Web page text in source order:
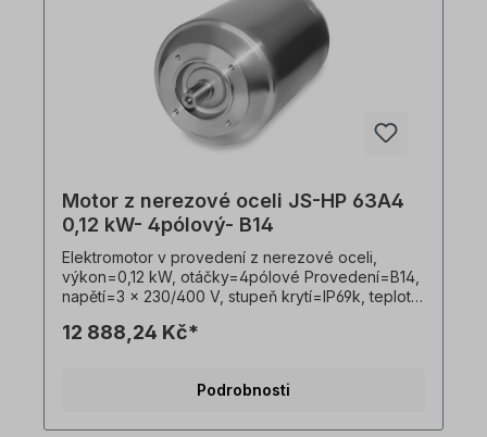
Motor z nerezové oceli JS-HP 63A4
0,12 kW- 4pólový- B14
Elektromotor v provedení z nerezové oceli,
výkon=0,12 kW, otáčky=4pólové Provedení=B14,
napětí=3 x 230/400 V, stupeň krytí=IP69k, teplotní
hygienický kabelový vývod, vhodný pro
provádět pouze kvalifikovaní pracovníci
výrobků jsou nezávazné příklady!
12 888,24 Kč*
Podrobnosti